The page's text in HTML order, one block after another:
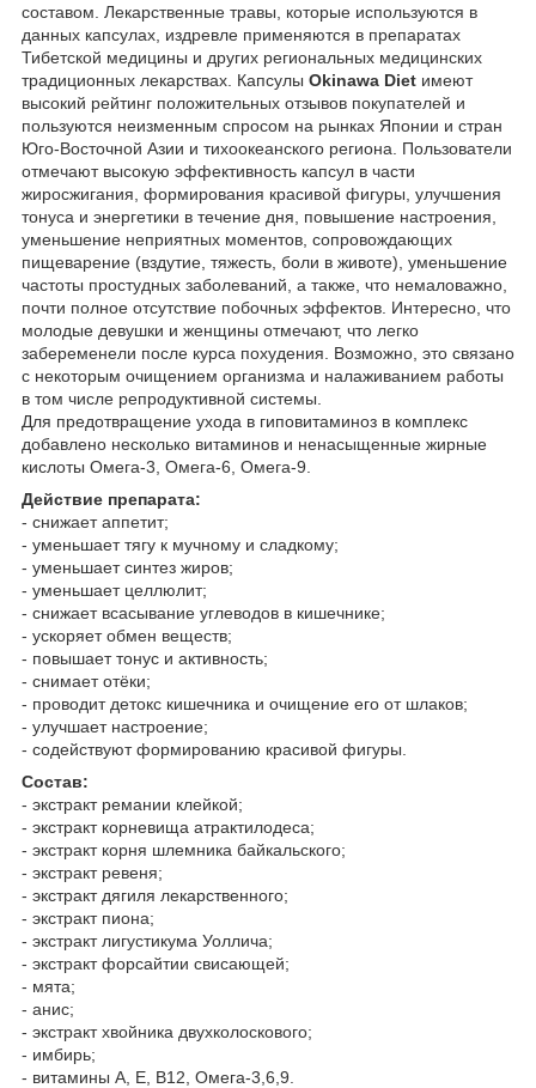
составом. Лекарственные травы, которые используются в
данных капсулах, издревле применяются в препаратах
Тибетской медицины и других региональных медицинских
традиционных лекарствах. Капсулы Okinawa Diet имеют
высокий рейтинг положительных отзывов покупателей и
пользуются неизменным спросом на рынках Японии и стран
Юго-Восточной Азии и тихоокеанского региона. Пользователи
отмечают высокую эффективность капсул в части
жиросжигания, формирования красивой фигуры, улучшения
тонуса и энергетики в течение дня, повышение настроения,
уменьшение неприятных моментов, сопровождающих
пищеварение (вздутие, тяжесть, боли в животе), уменьшение
частоты простудных заболеваний, а также, что немаловажно,
почти полное отсутствие побочных эффектов. Интересно, что
молодые девушки и женщины отмечают, что легко
забеременели после курса похудения. Возможно, это связано
с некоторым очищением организма и налаживанием работы
в том числе репродуктивной системы.
Для предотвращение ухода в гиповитаминоз в комплекс
добавлено несколько витаминов и ненасыщенные жирные
кислоты Омега-3, Омега-6, Омега-9.
Действие препарата:
- снижает аппетит;
- уменьшает тягу к мучному и сладкому;
- уменьшает синтез жиров;
- уменьшает целлюлит;
- снижает всасывание углеводов в кишечнике;
- ускоряет обмен веществ;
- повышает тонус и активность;
- снимает отёки;
- проводит детокс кишечника и очищение его от шлаков;
- улучшает настроение;
- содействуют формированию красивой фигуры.
Состав:
- экстракт ремании клейкой;
- экстракт корневища атрактилодеса;
- экстракт корня шлемника байкальского;
- экстракт ревеня;
- экстракт дягиля лекарственного;
- экстракт пиона;
- экстракт лигустикума Уоллича;
- экстракт форсайтии свисающей;
- мята;
- анис;
- экстракт хвойника двухколоскового;
- имбирь;
- витамины А, Е, В12, Омега-3,6,9.